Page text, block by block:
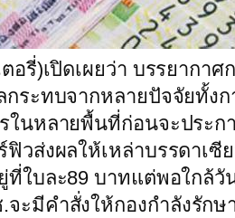
ตอรี่)เปิดเผยว่า บรรยาก
กระทบจากหลายปัจจัยทั้ง
ในหลายพื้นที่ก่อนจะประ
ฟิวส่งผลให้เหล่าบรรดาเ
ที่ใบละ89 บาทแต่พอใกล้
จะมีคำสั่งให้กองกำลังรัก